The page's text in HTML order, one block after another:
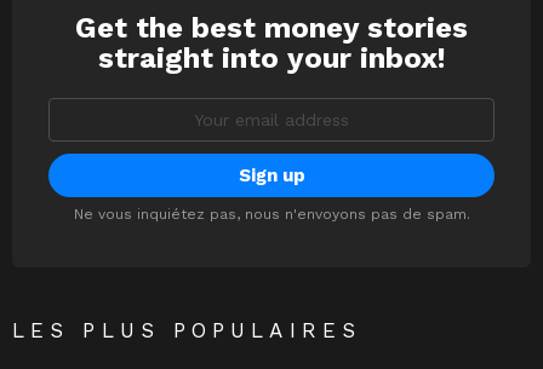
NEWSLETTER
Get the best money stories
straight into your inbox!
Ne vous inquiétez pas, nous n'envoyons pas de spam.
LES PLUS POPULAIRES